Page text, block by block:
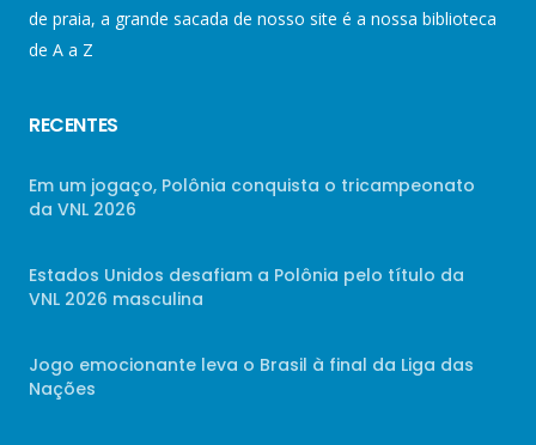
de praia, a grande sacada de nosso site é a nossa biblioteca
de A a Z
RECENTES
Em um jogaço, Polônia conquista o tricampeonato
da VNL 2026
Estados Unidos desafiam a Polônia pelo título da
VNL 2026 masculina
Jogo emocionante leva o Brasil à final da Liga das
Nações